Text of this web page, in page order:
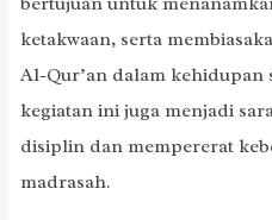
ketakwaan, serta
Al-Qur’an dalam kehidupan
kegiatan ini juga menjadi
disiplin dan mempererat
madrasah.